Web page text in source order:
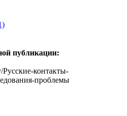
публикации:
контакты-
проблемы